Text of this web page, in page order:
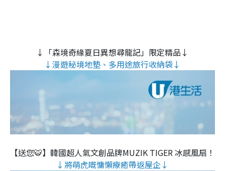
↓「森境奇緣夏日異想尋龍記」限定精品↓
↓漫遊秘境地墊、多用途旅行收納袋↓
【送您🐯】韓國超人氣文創品牌MUZIK TIGER 冰感風扇！
↓將萌虎嘅慵懶療癒帶返屋企↓